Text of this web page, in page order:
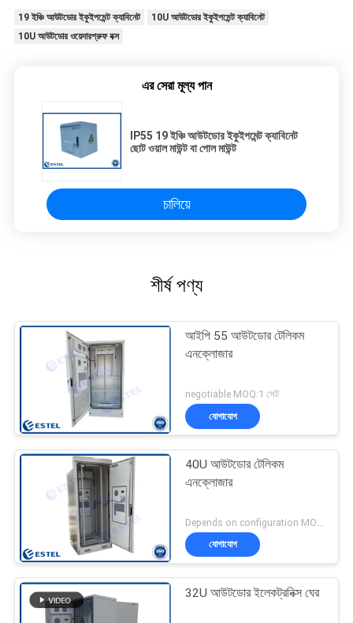
19 ইঞ্চি আউটডোর ইকুইপমেন্ট ক্যাবিনেট
10U আউটডোর ইকুইপমেন্ট ক্যাবিনেট
10U আউটডোর ওয়েদারপ্রুফ বক্স
এর সেরা মূল্য পান
IP55 19 ইঞ্চি আউটডোর ইকুইপমেন্ট ক্যাবিনেট
ছোট ওয়াল মাউন্ট বা পোল মাউন্ট
চালিয়ে
শীর্ষ পণ্য
আইপি 55 আউটডোর টেলিকম
এনক্লোজার
negotiable MOQ:1 সেট
যোগাযোগ
40U আউটডোর টেলিকম
এনক্লোজার
যোগাযোগ
32U আউটডোর ইলেকট্রনিক্স ঘের